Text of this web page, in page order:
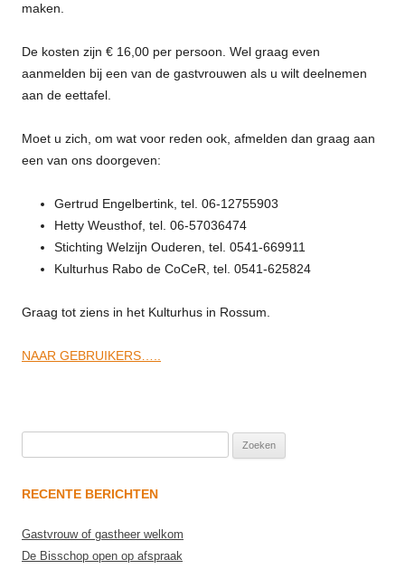
maken.
De kosten zijn € 16,00 per persoon. Wel graag even
aanmelden bij een van de gastvrouwen als u wilt deelnemen
aan de eettafel.
Moet u zich, om wat voor reden ook, afmelden dan graag aan
een van ons doorgeven:
Gertrud Engelbertink, tel. 06-12755903
Hetty Weusthof, tel. 06-57036474
Stichting Welzijn Ouderen, tel. 0541-669911
Kulturhus Rabo de CoCeR, tel. 0541-625824
Graag tot ziens in het Kulturhus in Rossum.
NAAR GEBRUIKERS…..
naar:
RECENTE BERICHTEN
Gastvrouw of gastheer welkom
De Bisschop open op afspraak